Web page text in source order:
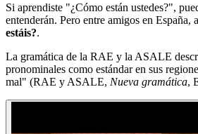
Si aprendiste "¿Cómo están ustedes?",
entenderán. Pero entre amigos en España,
estáis?.
La gramática de la RAE y la ASALE
pronominales como estándar en sus
mal" (RAE y ASALE, Nueva gramática,